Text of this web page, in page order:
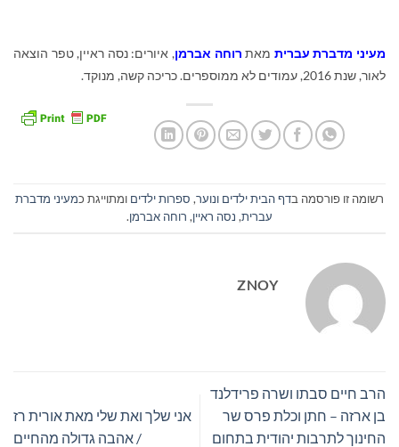
מעיני מדברת עברית מאת רוחה אברמן, איורים: נסה ראיין, טפר הוצאה
לאור, שנת 2016, עמודים לא ממוספרים. כריכה קשה, מנוקד.
רשומה זו פורסמה בדף הבית ילדים ונוער, ספרות ילדים ומתוייגת כמעיני מדברת
עברית, נסה ראיין, רוחה אברמן.
ZNOY
הרב חיים סבתו ושרה פרידלנד
בן ארזה – חתן וכלת פרס שר
החינוך לתרבות יהודית בתחום
אני שלך ואת שלי מאת אורית רז
/ אהבה גדולה מהחיים